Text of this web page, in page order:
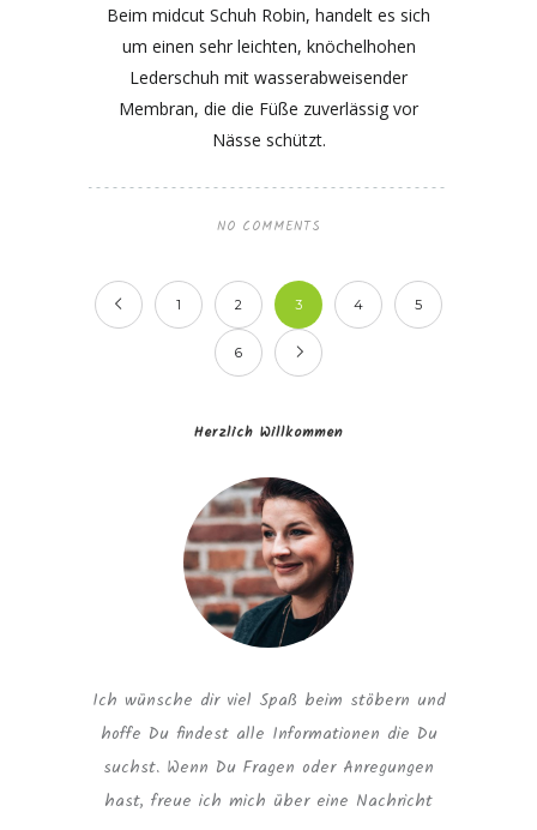
Beim midcut Schuh Robin, handelt es sich
um einen sehr leichten, knöchelhohen
Lederschuh mit wasserabweisender
Membran, die die Füße zuverlässig vor
Nässe schützt.
NO COMMENTS
1 2 3 4 5
6
Herzlich Willkommen
Ich wünsche dir viel Spaß beim stöbern und
hoffe Du findest alle Informationen die Du
suchst. Wenn Du Fragen oder Anregungen
hast, freue ich mich über eine Nachricht